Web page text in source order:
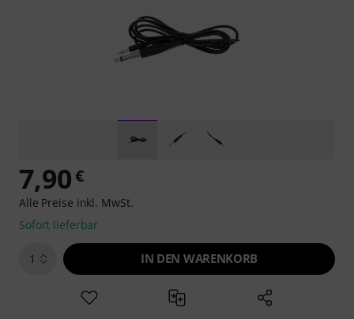
7,90€
Alle Preise inkl. MwSt.
Sofort lieferbar
1 IN DEN WARENKORB